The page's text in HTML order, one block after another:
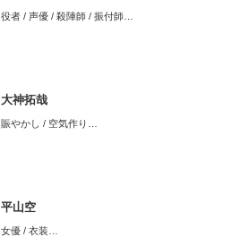
役者 / 声優 / 殺陣師 / 振付師…
大神拓哉
賑やかし / 空気作り…
平山空
女優 / 衣装…